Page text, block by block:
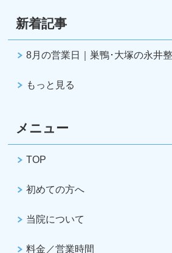
新着記事
8月の営業日｜巣鴨･大塚の永井
もっと見る
メニュー
TOP
初めての方へ
当院について
料金／営業時間